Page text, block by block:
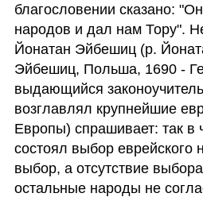
благословении сказано:
народов и дал нам Тору".
Йонатан Эйбешиц (р.
Эйбешиц, Польша, 1690 -
выдающийся
возглавлял крупнейшие
Европы) спрашивает: так в
состоял выбор еврейского
выбор, а отсутствие
остальные народы не